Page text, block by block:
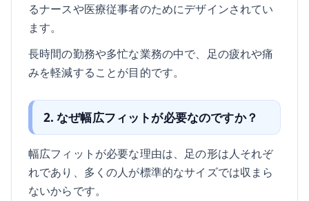
るナースや医療従事者のためにデザインされてい
ます。
長時間の勤務や多忙な業務の中で、足の疲れや痛
みを軽減することが目的です。
2. なぜ幅広フィットが必要なのですか？
幅広フィットが必要な理由は、足の形は人それぞ
れであり、多くの人が標準的なサイズでは収まら
ないからです。